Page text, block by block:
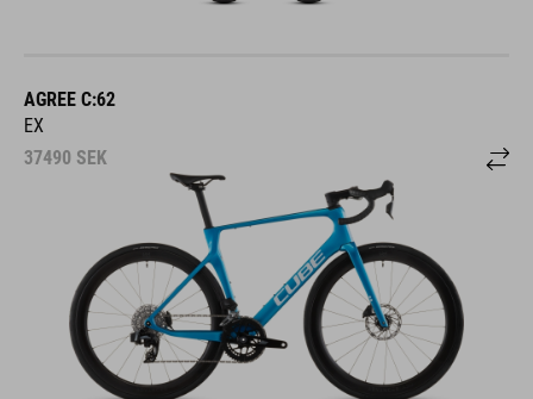
AGREE C:62
EX
37490 SEK